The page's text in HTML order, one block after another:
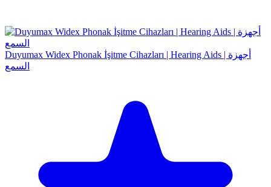
Duyumax Widex Phonak İşitme Cihazları | Hearing Aids | أجهزة
السمع